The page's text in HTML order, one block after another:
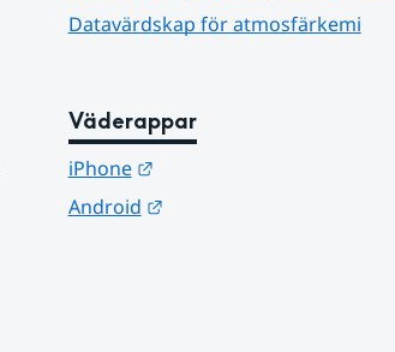
Datavärdskap för atmosfärkemi
Väderappar
iPhone
Länk till annan webbplats.
Android
Länk till annan webbplats.